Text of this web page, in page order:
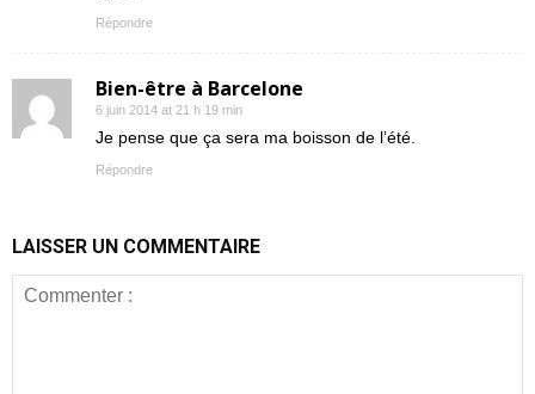
Répondre
Bien-être à Barcelone
6 juin 2014 at 21 h 19 min
Je pense que ça sera ma boisson de l’été.
Répondre
LAISSER UN COMMENTAIRE